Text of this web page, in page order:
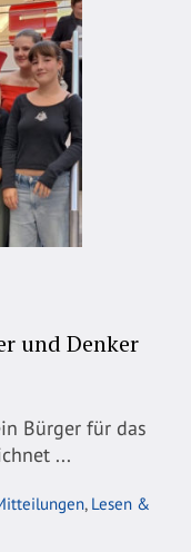
und Denker
Bürger für das
...
, Lesen &